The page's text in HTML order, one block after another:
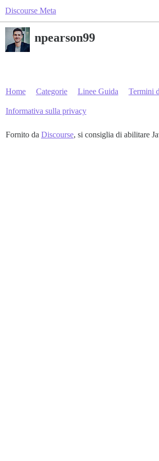
Discourse Meta
npearson99
Home Categorie Linee Guida Termini
Informativa sulla privacy
Fornito da Discourse, si consiglia di abilitare